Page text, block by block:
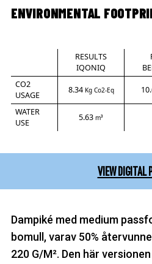
ENVIRONMENTAL
RESULTS
IQONIQ
CO2
USAGE
8.34 Kg Co2-Eq
WATER
USE
5.63 m³
VIEW DIGITAL
Dampiké med medium
bomull, varav 50%
220 G/M². Den här